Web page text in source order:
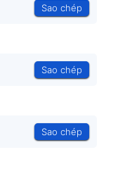
Sao chép
Sao chép
Sao chép